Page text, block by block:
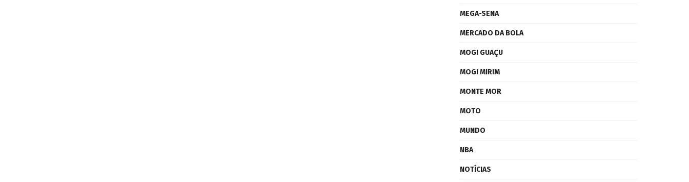
MEGA-SENA
MERCADO DA BOLA
MOGI GUAÇU
MOGI MIRIM
MONTE MOR
MOTO
MUNDO
NBA
NOTÍCIAS